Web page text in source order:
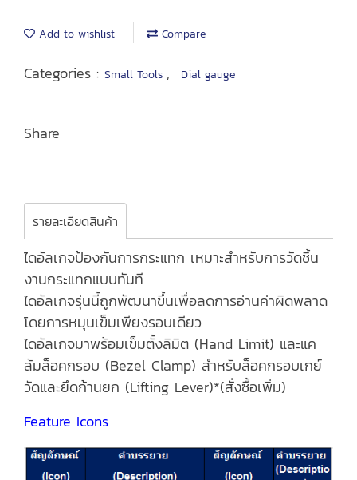
Add to wishlist Compare
Categories : Small Tools , Dial gauge
Share
รายละเอียดสินค้า
ไดอัลเกจป้องกันการกระแทก เหมาะสำหรับการวัดชิ้น
งานกระแทกแบบทันที
ไดอัลเกจรุ่นนี้ถูกพัฒนาขึ้นเพื่อลดการอ่านค่าผิดพลาด
โดยการหมุนเข็มเพียงรอบเดียว
ไดอัลเกจมาพร้อมเข็มตั้งลิมิต (Hand Limit) และแค
ล้มล็อคกรอบ (Bezel Clamp) สำหรับล็อคกรอบเกย์
วัดและยึดก้านยก (Lifting Lever)*(สั่งซื้อเพิ่ม)
Feature Icons